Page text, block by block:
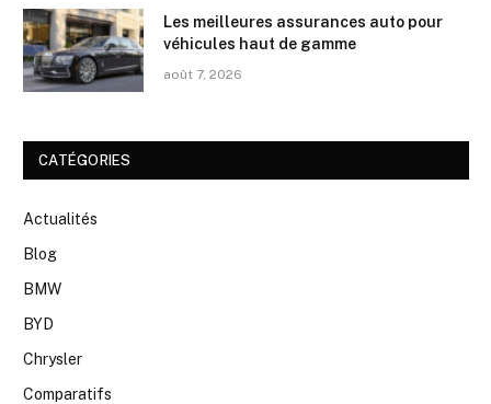
Les meilleures assurances auto pour
véhicules haut de gamme
août 7, 2026
CATÉGORIES
Actualités
Blog
BMW
BYD
Chrysler
Comparatifs